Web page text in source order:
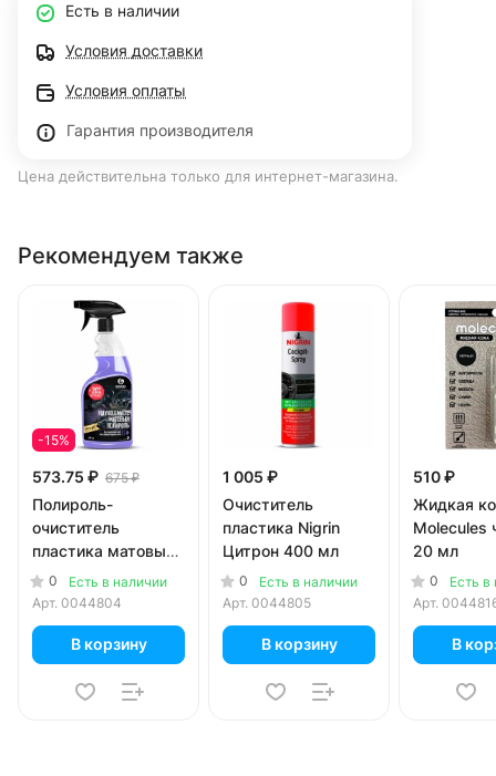
Есть в наличии
Условия доставки
Условия оплаты
Гарантия производителя
Цена действительна только для интернет-магазина.
Рекомендуем также
-15%
573.75 ₽ 675 ₽
Полироль-
очиститель
пластика матовый
Grass Polyrole Matte
виноград 600 мл
0
Есть в наличии
Арт. 0044804
В корзину
1 005 ₽
Очиститель
пластика Nigrin
Цитрон 400 мл
0
Есть в наличии
Арт. 0044805
В корзину
510 ₽
Жидкая
Molecules
20 мл
0
Есть в
Арт.
В